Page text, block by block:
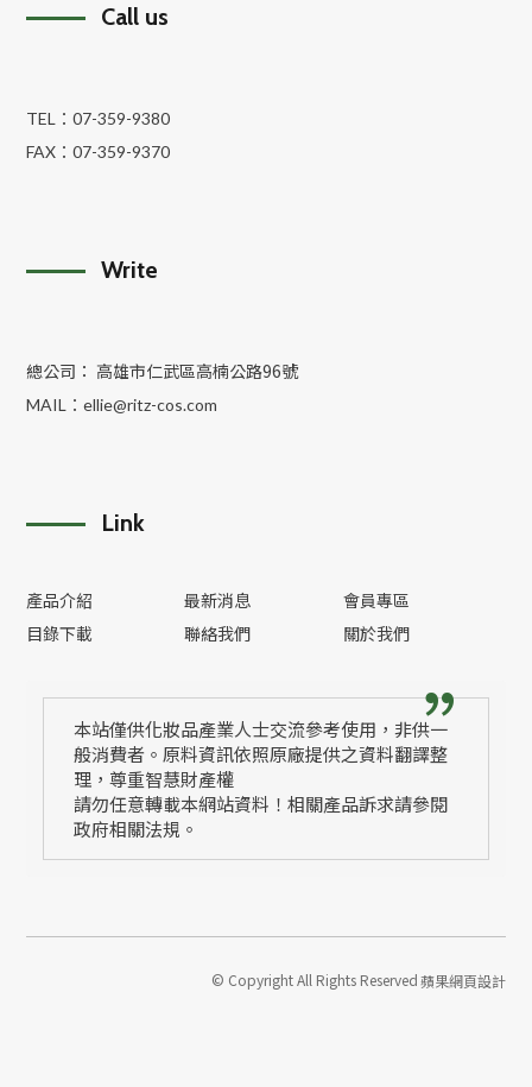
Call us
TEL：07-359-9380
FAX：07-359-9370
Write
總公司： 高雄市仁武區高楠公路96號
MAIL：ellie@ritz-cos.com
Link
產品介紹 最新消息
會員專區
目錄下載
聯絡我們 關於我們
本站僅供化妝品產業人士交流參考使用，非供一
般消費者。原料資訊依照原廠提供之資料翻譯整
理，尊重智慧財產權
請勿任意轉載本網站資料！相關產品訴求請參閱
政府相關法規。
© Copyright All Rights Reserved蘋果網頁設計